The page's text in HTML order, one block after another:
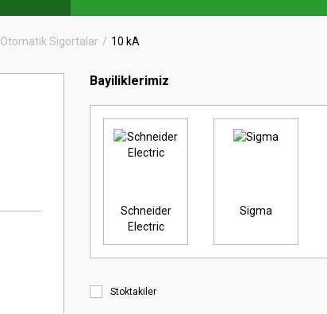
Otomatik Sigortalar 10 kA
Bayiliklerimiz
Schneider
Electric
Sigma
Stoktakiler